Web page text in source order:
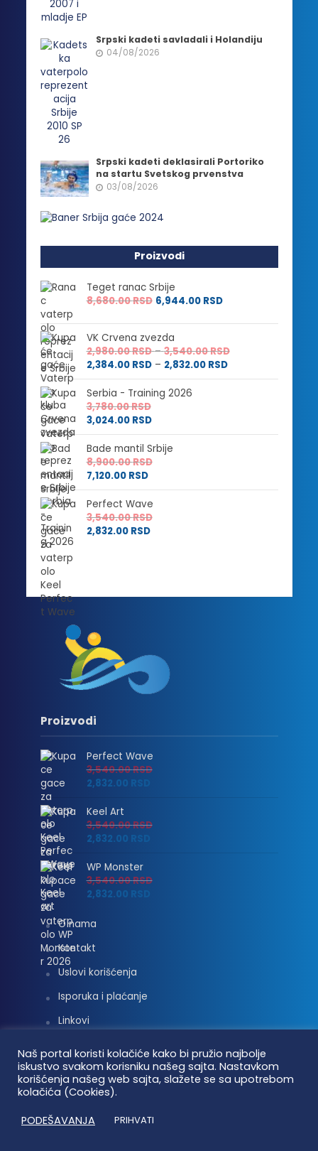
Srpski kadeti savladali i Holandiju
04/08/2026
Srpski kadeti deklasirali Portoriko
na startu Svetskog prvenstva
03/08/2026
Proizvodi
Teget ranac Srbije
8,680.00RSD 6,944.00 RSD
VK Crvena zvezda
2,980.00RSD – 3,540.00RSDRaspon
od
2,384.00 RSD – 2,832.00 RSDRaspon
cena:
2,832.00 RSD
Serbia - Training 2026
3,780.00RSD
3,024.00 RSD
Bade mantil Srbije
8,900.00RSD
7,120.00 RSD
Perfect Wave
3,540.00RSD
2,832.00 RSD
Proizvodi
Perfect Wave
3,540.00RSD
2,832.00 RSD
Keel Art
3,540.00RSD
2,832.00 RSD
WP Monster
3,540.00RSD
2,832.00 RSD
O nama
Kontakt
Uslovi korišćenja
Isporuka i plaćanje
Linkovi
Vaterpolo vesti © 2026. Sva prava zadržana.
Naš portal koristi kolačiće kako bi pružio najbolje
iskustvo svakom korisniku našeg sajta. Nastavkom
korišćenja našeg web sajta, slažete se sa upotrebom
kolačića (Cookies).
PODEŠAVANJA
PRIHVATI